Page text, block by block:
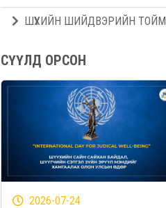
ШҮҮХИЙН ШИЙДВЭРИЙН ТОЙМ
СҮҮЛД ОРСОН
2026-07-24